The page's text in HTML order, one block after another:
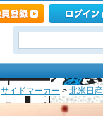
サイドマーカー > 北米日